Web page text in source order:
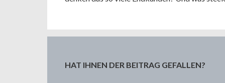
HAT IHNEN DER BEITRAG GEFALLEN?